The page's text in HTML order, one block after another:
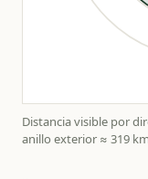
Distancia visible por
anillo exterior ≈ 319